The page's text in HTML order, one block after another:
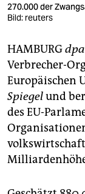
shop
fragen & hilfe
unterstützen
abo
genossenschaft
epaper login
270.000 der
Bild: reuters
HAMBURGdpa
Verbrecher-
Europäischen
Spiegelund
des EU-